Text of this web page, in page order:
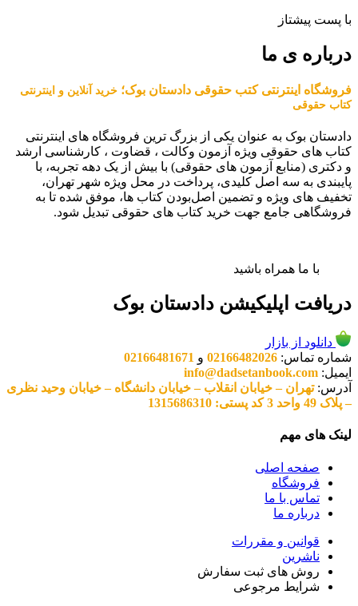
با پست پیشتاز
درباره ی ما
فروشگاه اینترنتی کتب حقوقی دادستان بوک؛ خرید آنلاین و اینترنتی
کتاب حقوقی
دادستان بوک به عنوان یکی از بزرگ ترین فروشگاه های اینترنتی
کتاب های حقوقی ویژه آزمون وکالت ، قضاوت ، کارشناسی ارشد
و دکتری (منابع آزمون های حقوقی) با بیش از یک دهه تجربه، با
پایبندی به سه اصل کلیدی، پرداخت در محل ویژه شهر تهران،
تخفیف های ویژه و تضمین اصل‌بودن کتاب ها، موفق شده تا به
فروشگاهی جامع جهت خرید کتاب های حقوقی تبدیل شود.
با ما همراه باشید
دریافت اپلیکیشن دادستان بوک
دانلود از بازار
شماره تماس: 02166482026 و 02166481671
ایمیل: info@dadsetanbook.com
آدرس:تهران – خیابان انقلاب – خیابان دانشگاه – خیابان وحید نظری
– پلاک 49 واحد 3 کد پستی: 1315686310
لینک های مهم
صفحه اصلی
فروشگاه
تماس با ما
درباره ما
قوانین و مقررات
ناشرین
روش های ثبت سفارش
شرایط مرجوعی